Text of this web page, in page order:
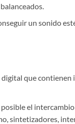
un sonido
que
posible el
sintetizadores,